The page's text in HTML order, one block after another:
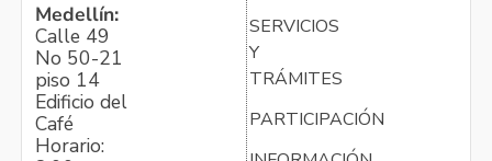
Medellín:
Calle 49
No 50-21
piso 14
Edificio del
Café
Horario:
SERVICIOS
Y
TRÁMITES
PARTICIPACIÓN